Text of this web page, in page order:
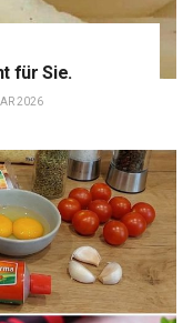
für Sie.
2026